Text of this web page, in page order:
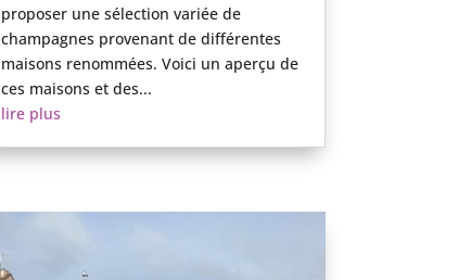
proposer une sélection variée de
champagnes provenant de différentes
maisons renommées. Voici un aperçu de
ces maisons et des...
lire plus